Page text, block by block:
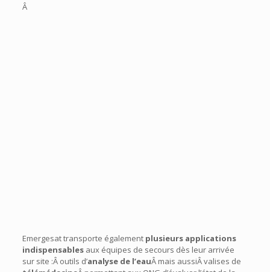
Â
Emergesat transporte également plusieurs applications
indispensablesaux équipes de secours dès leur arrivée
sur site :Â outils d’analyse de l’eauÂ mais aussiÂ valises de